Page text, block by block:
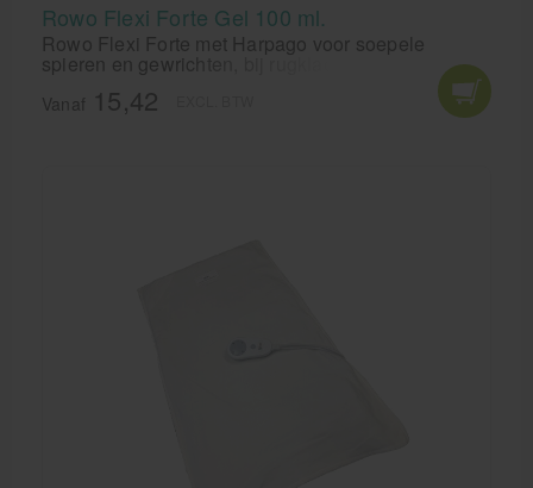
Rowo Flexi Forte Gel 100 ml.
Rowo Flexi Forte met Harpago voor soepele
spieren en gewrichten, bij rugklachten en stijve
gewrichten.
Vanaf 15,42